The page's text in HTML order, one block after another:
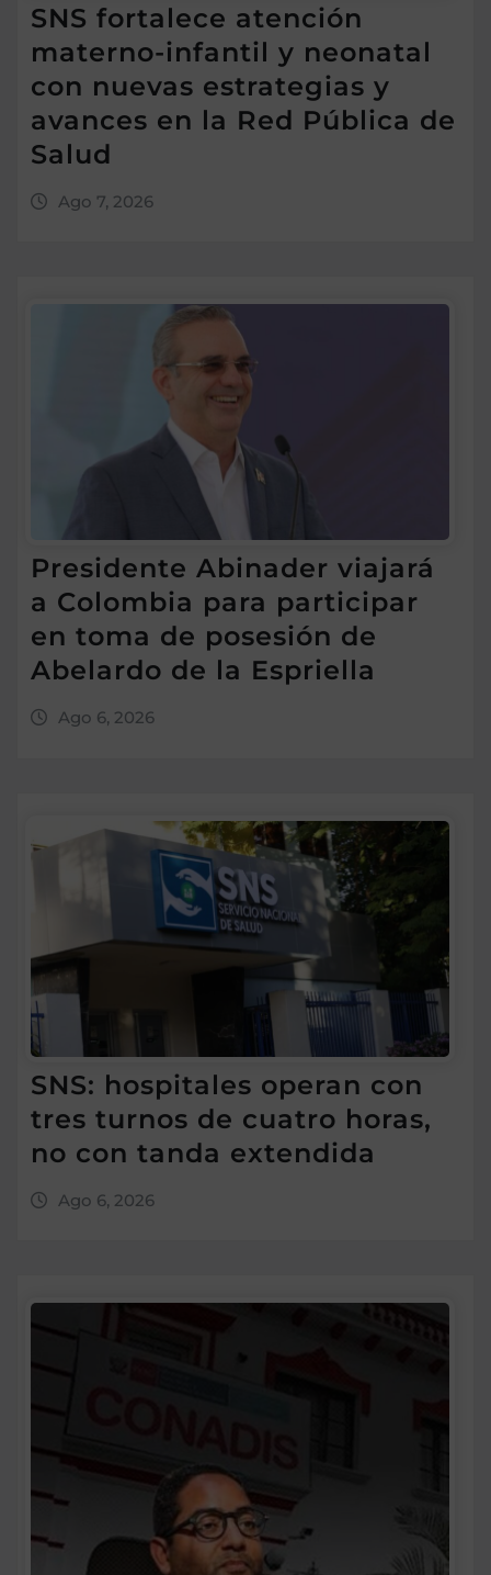
SNS fortalece atención
materno-infantil y neonatal
con nuevas estrategias y
avances en la Red Pública de
Salud
Ago 7, 2026
Presidente Abinader viajará
a Colombia para participar
en toma de posesión de
Abelardo de la Espriella
Ago 6, 2026
SNS: hospitales operan con
tres turnos de cuatro horas,
no con tanda extendida
Ago 6, 2026